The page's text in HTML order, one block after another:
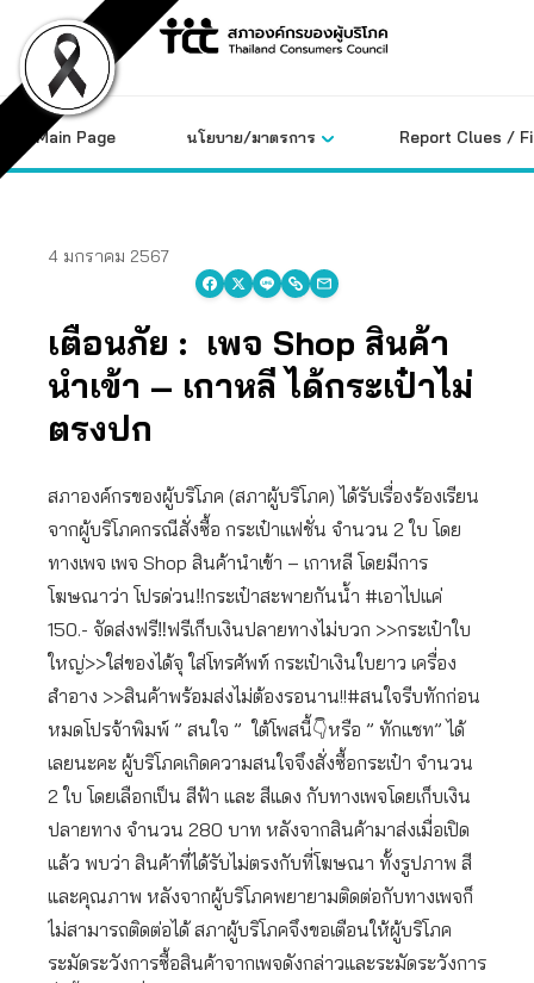
content
Main Page นโยบาย/มาตรการ Report Clues /
4 มกราคม 2567
เตือนภัย : เพจ Shop สินค้า
นำเข้า – เกาหลี ได้กระเป๋าไม่
ตรงปก
สภาองค์กรของผู้บริโภค (สภาผู้บริโภค) ได้รับเรื่องร้องเรียน
จากผู้บริโภคกรณีสั่งซื้อ กระเป๋าแฟชั่น จำนวน 2 ใบ โดย
ทางเพจ เพจ Shop สินค้านำเข้า – เกาหลี โดยมีการ
โฆษณาว่า โปรด่วน‼️กระเป๋า​สะพาย​กันน้ำ #เอาไปแค่
150.- จัดส่งฟรี​‼️ฟรีเก็บเงิน​ปลายทางไม่บวก >>กระเป๋าใบ
ใหญ่>>ใส่ของได้จุ ใส่โทรศัพท์ กระเป๋าเงินใบยาว เครื่อง
สำอาง​ >>สินค้าพร้อมส่ง​ไม่ต้องรอนาน!!#สนใจรีบทักก่อน
หมดโปรจ้าพิมพ์​ ” สนใจ​ ” ใต้โพสนี้👇หรือ​ ” ทักแชท​” ได้
เลย​นะคะ ผู้บริโภคเกิดความสนใจจึงสั่งซื้อกระเป๋า จำนวน
2 ใบ โดยเลือกเป็น สีฟ้า และ สีแดง กับทางเพจโดยเก็บเงิน
ปลายทาง จำนวน 280 บาท หลังจากสินค้ามาส่งเมื่อเปิด
แล้ว พบว่า สินค้าที่ได้รับไม่ตรงกับที่โฆษณา ทั้งรูปภาพ สี
และคุณภาพ หลังจากผู้บริโภคพยายามติดต่อกับทางเพจก็
ไม่สามารถติดต่อได้ สภาผู้บริโภคจึงขอเตือนให้ผู้บริโภค
ระมัดระวังการซื้อสินค้าจากเพจดังกล่าวและระมัดระวังการ